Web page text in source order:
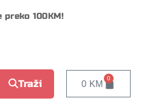
preko 100KM!
Traži 0 KM
0